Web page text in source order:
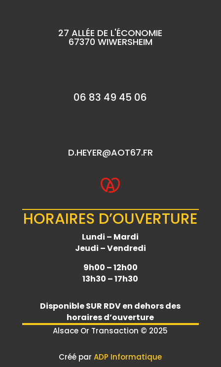
27 ALLÉE DE L'ÉCONOMIE
67370 WIWERSHEIM
06 83 49 45 06
D.HEYER@AOT67.FR
HORAIRES D’OUVERTURE
Lundi – Mardi
Jeudi – Vendredi
9h00 – 12h00
13h30 – 17h30
DisponibleSUR RDVen dehors des
horaires d’ouverture
Alsace Or Transaction © 2025
Créé parADP Informatique